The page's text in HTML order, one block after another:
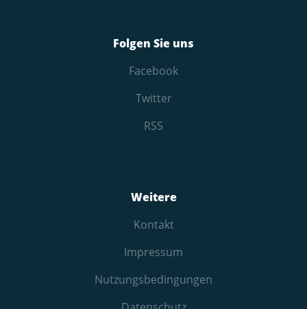
Folgen Sie uns
Facebook
Twitter
RSS
Weitere
Kontakt
Impressum
Nutzungs­bedingungen